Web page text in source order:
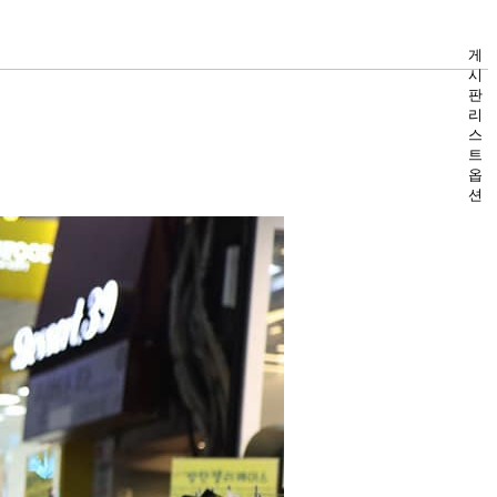
게
시
판
리
스
트
옵
션